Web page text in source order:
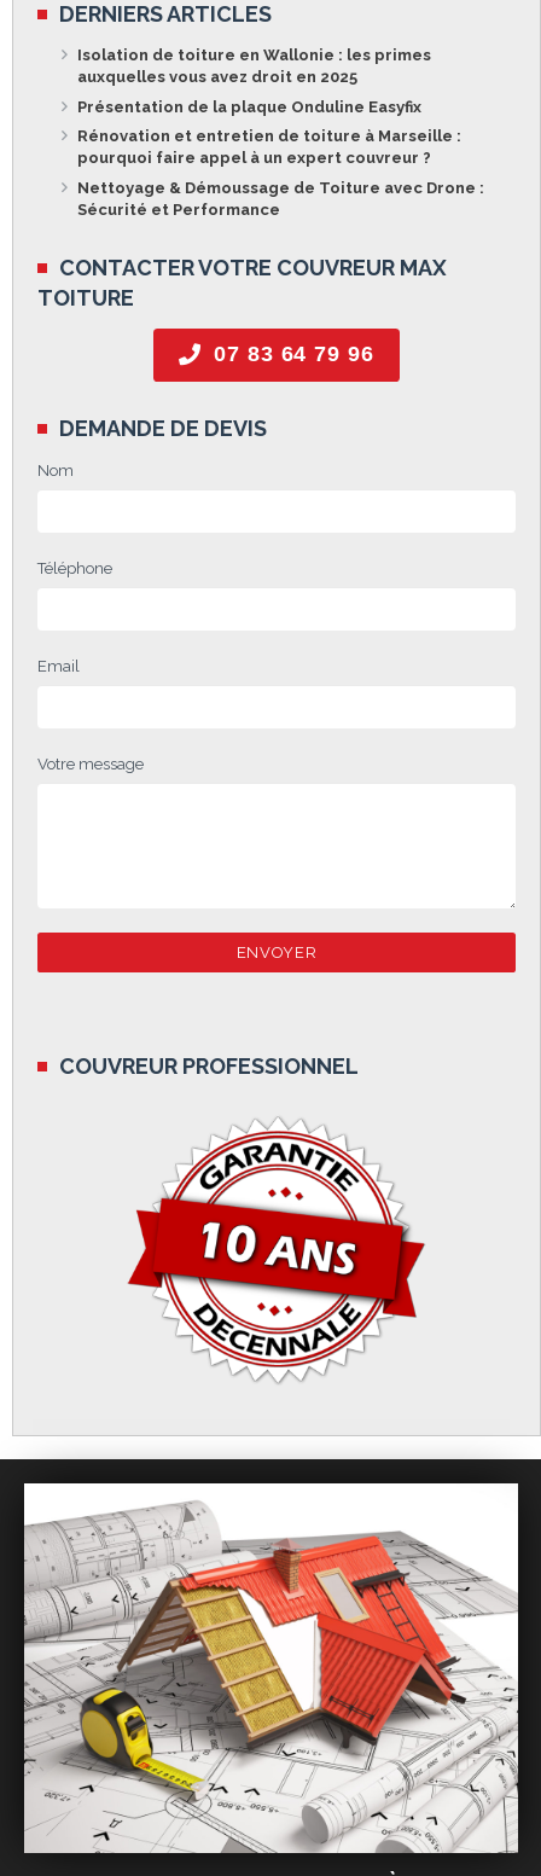
DERNIERS ARTICLES
Isolation de toiture en Wallonie : les primes
auxquelles vous avez droit en 2025
Présentation de la plaque Onduline Easyfix
Rénovation et entretien de toiture à Marseille :
pourquoi faire appel à un expert couvreur ?
Nettoyage & Démoussage de Toiture avec Drone :
Sécurité et Performance
CONTACTER VOTRE COUVREUR MAX
TOITURE
07 83 64 79 96
DEMANDE DE DEVIS
Nom
Téléphone
Email
Votre message
COUVREUR PROFESSIONNEL